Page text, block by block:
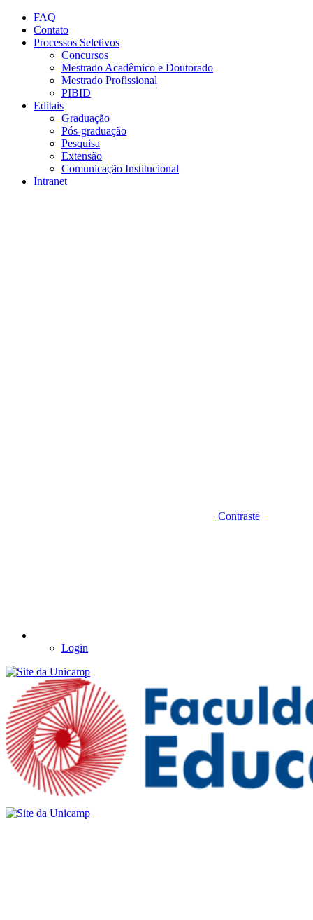
Conteúdo principal
FAQ
Contato
Processos Seletivos
Concursos
Mestrado Acadêmico e Doutorado
Mestrado Profissional
PIBID
Editais
Graduação
Pós-graduação
Pesquisa
Extensão
Comunicação Institucional
Intranet
Contraste
Login